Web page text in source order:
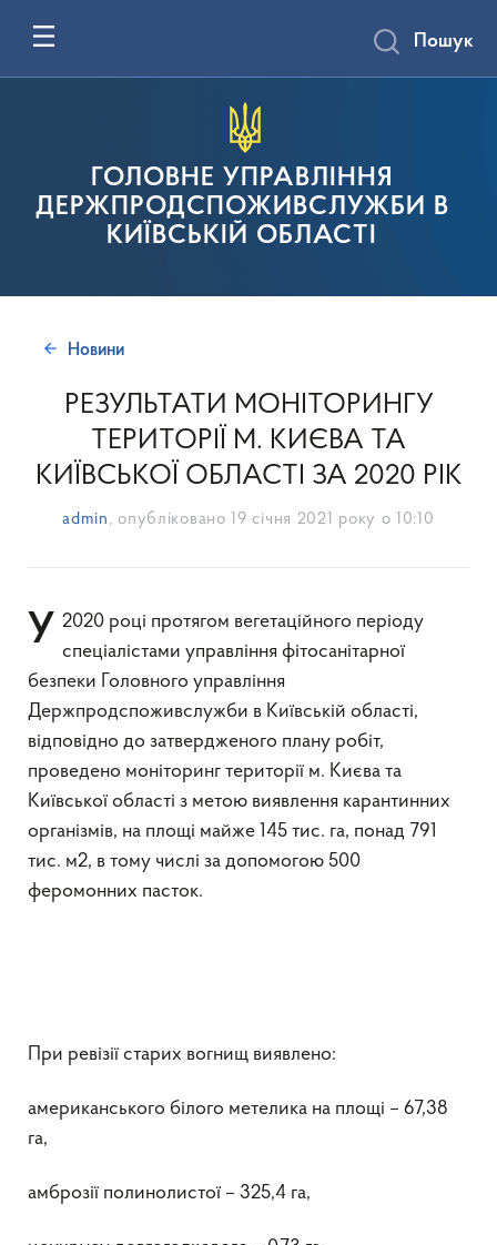
ГОЛОВНЕ УПРАВЛІННЯ
ДЕРЖПРОДСПОЖИВСЛУЖБИ В
КИЇВСЬКІЙ ОБЛАСТІ
Пошук
Новини
РЕЗУЛЬТАТИ МОНІТОРИНГУ
ТЕРИТОРІЇ М. КИЄВА ТА
КИЇВСЬКОЇ ОБЛАСТІ ЗА 2020 РІК
admin , опубліковано 19 січня 2021 року о 10:10
У 2020 році протягом вегетаційного періоду спеціалістами управління фітосанітарної
безпеки Головного управління
Держпродспоживслужби в Київській області,
відповідно до затвердженого плану робіт,
проведено моніторинг території м. Києва та
Київської області з метою виявлення карантинних
організмів, на площі майже 145 тис. га, понад 791
тис. м2, в тому числі за допомогою 500
феромонних пасток.
При ревізії старих вогнищ виявлено:
американського білого метелика на площі – 67,38
га,
амброзії полинолистої – 325,4 га,